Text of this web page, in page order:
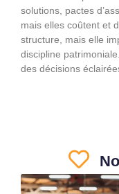
solutions, pactes
mais elles coûtent et
structure, mais elle
discipline
des décisions